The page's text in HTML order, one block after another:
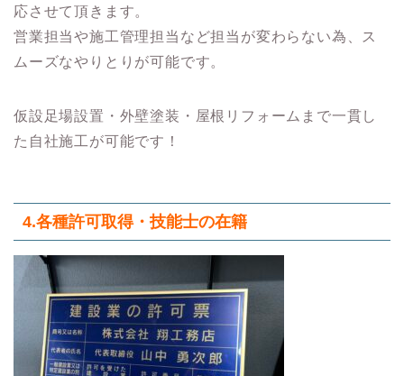
応させて頂きます。
営業担当や施工管理担当など担当が変わらない為、ス
ムーズなやりとりが可能です。
仮設足場設置・外壁塗装・屋根リフォームまで一貫し
た自社施工が可能です！
4.各種許可取得・技能士の在籍